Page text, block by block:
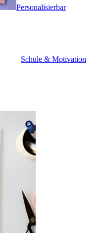
Personalisierbar
Schule & Motivation